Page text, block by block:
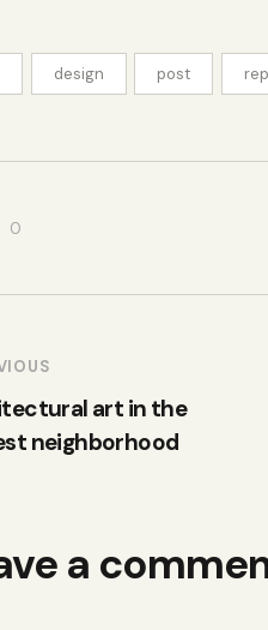
design post
0
art in the
neighborhood
a